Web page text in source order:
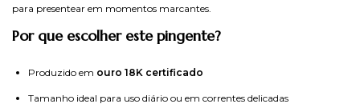
para presentear em momentos marcantes.
Por que escolher este pingente?
Produzido em ouro 18K certificado
Tamanho ideal para uso diário ou em correntes delicadas